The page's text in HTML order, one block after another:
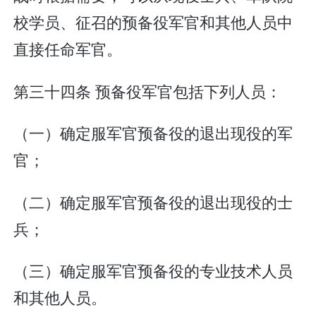
校学员、征召的预备役军官和其他人员中
直接任命军官。
第三十四条 预备役军官包括下列人员：
（一）确定服军官预备役的退出现役的军
官；
（二）确定服军官预备役的退出现役的士
兵；
（三）确定服军官预备役的专业技术人员
和其他人员。